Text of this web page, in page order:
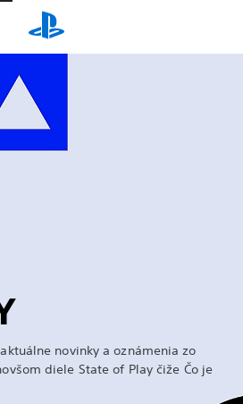
novinky a oznámenia zo
diele State of Play čiže Čo je